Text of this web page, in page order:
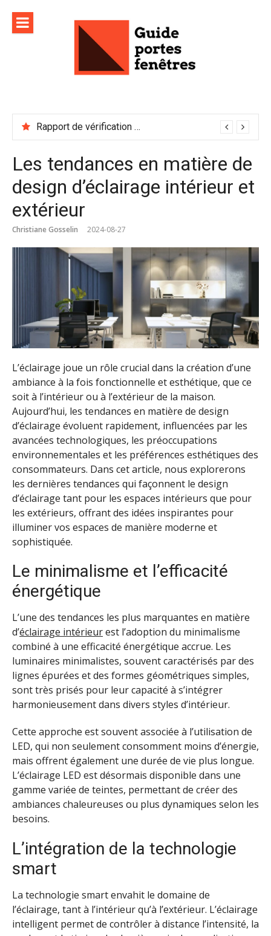
contenu
Rapport de vérification sécurité : à conserver précieusement
Les tendances en matière de
design d’éclairage intérieur et
extérieur
Christiane Gosselin 2024-08-27
L’éclairage joue un rôle crucial dans la création d’une
ambiance à la fois fonctionnelle et esthétique, que ce
soit à l’intérieur ou à l’extérieur de la maison.
Aujourd’hui, les tendances en matière de design
d’éclairage évoluent rapidement, influencées par les
avancées technologiques, les préoccupations
environnementales et les préférences esthétiques des
consommateurs. Dans cet article, nous explorerons
les dernières tendances qui façonnent le design
d’éclairage tant pour les espaces intérieurs que pour
les extérieurs, offrant des idées inspirantes pour
illuminer vos espaces de manière moderne et
sophistiquée.
Le minimalisme et l’efficacité
énergétique
L’une des tendances les plus marquantes en matière
d’éclairage intérieurest l’adoption du minimalisme
combiné à une efficacité énergétique accrue. Les
luminaires minimalistes, souvent caractérisés par des
lignes épurées et des formes géométriques simples,
sont très prisés pour leur capacité à s’intégrer
harmonieusement dans divers styles d’intérieur.
Cette approche est souvent associée à l’utilisation de
LED, qui non seulement consomment moins d’énergie,
mais offrent également une durée de vie plus longue.
L’éclairage LED est désormais disponible dans une
gamme variée de teintes, permettant de créer des
ambiances chaleureuses ou plus dynamiques selon les
besoins.
L’intégration de la technologie
smart
La technologie smart envahit le domaine de
l’éclairage, tant à l’intérieur qu’à l’extérieur. L’éclairage
intelligent permet de contrôler à distance l’intensité, la